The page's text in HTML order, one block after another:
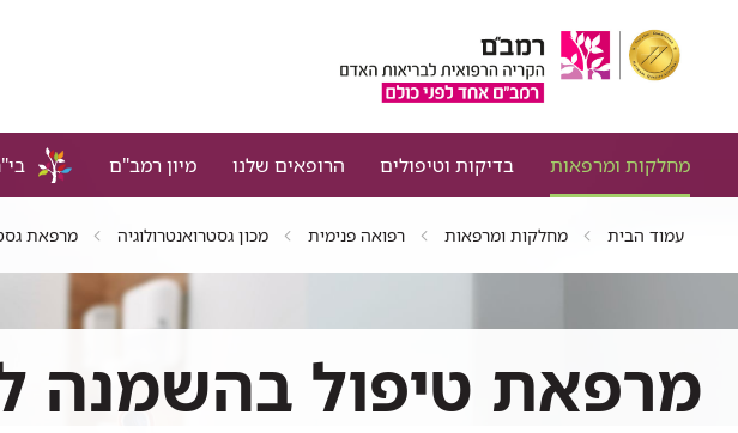
מחלקות ומרפאות בדיקות וטיפולים הרופאים שלנו מיון רמב"ם
עמוד הבית מחלקות ומרפאות רפואה פנימית מכון גסטרואנטרולוגיה מרפאת
מרפאת טיפול בהשמנה